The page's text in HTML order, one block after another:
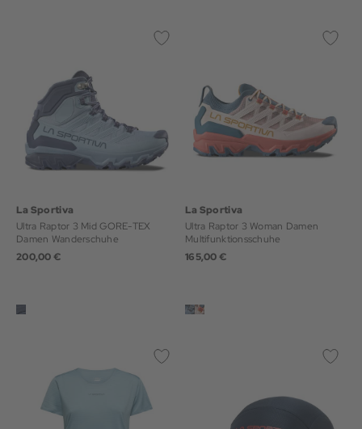
La Sportiva
Ultra Raptor 3 Mid GORE-TEX
Damen Wanderschuhe
200,00 €
La Sportiva
Ultra Raptor 3 Woman Damen
Multifunktionsschuhe
165,00 €